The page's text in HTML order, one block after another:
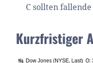
C sollten
Kurzfristiger